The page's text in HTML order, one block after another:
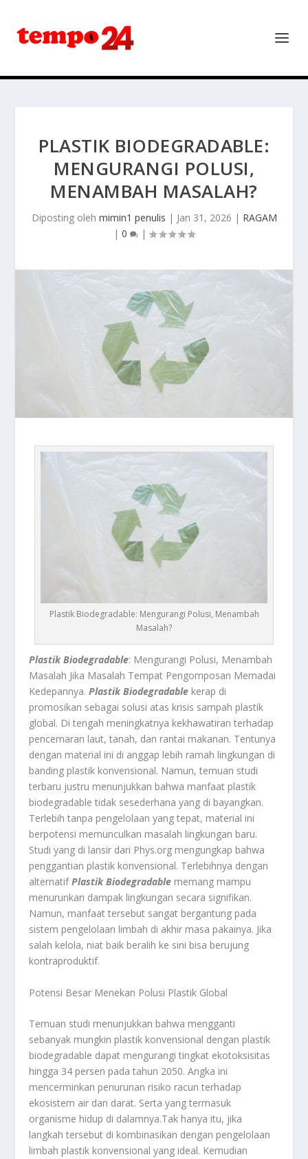
PLASTIK BIODEGRADABLE:
MENGURANGI POLUSI,
MENAMBAH MASALAH?
Diposting oleh mimin1 penulis | Jan 31, 2026 | RAGAM
| 0 |
Plastik Biodegradable: Mengurangi Polusi, Menambah
Masalah?
Plastik Biodegradable: Mengurangi Polusi, Menambah
Masalah Jika Masalah Tempat Pengomposan Memadai
Kedepannya.Plastik Biodegradable kerap di
promosikan sebagai solusi atas krisis sampah plastik
global. Di tengah meningkatnya kekhawatiran terhadap
pencemaran laut, tanah, dan rantai makanan. Tentunya
dengan material ini di anggap lebih ramah lingkungan di
banding plastik konvensional. Namun, temuan studi
terbaru justru menunjukkan bahwa manfaat plastik
biodegradable tidak sesederhana yang di bayangkan.
Terlebih tanpa pengelolaan yang tepat, material ini
berpotensi memunculkan masalah lingkungan baru.
Studi yang di lansir dari Phys.org mengungkap bahwa
penggantian plastik konvensional. Terlebihnya dengan
alternatifPlastik Biodegradable memang mampu
menurunkan dampak lingkungan secara signifikan.
Namun, manfaat tersebut sangat bergantung pada
sistem pengelolaan limbah di akhir masa pakainya. Jika
salah kelola, niat baik beralih ke sini bisa berujung
kontraproduktif.
Potensi Besar Menekan Polusi Plastik Global
Temuan studi menunjukkan bahwa mengganti
sebanyak mungkin plastik konvensional dengan plastik
biodegradable dapat mengurangi tingkat ekotoksisitas
hingga 34 persen pada tahun 2050. Angka ini
mencerminkan penurunan risiko racun terhadap
ekosistem air dan darat. Serta yang termasuk
organisme hidup di dalamnya.Tak hanya itu, jika
langkah tersebut di kombinasikan dengan pengelolaan
limbah plastik konvensional yang ideal. Kemudian